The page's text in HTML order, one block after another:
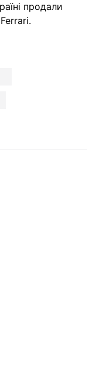
продали
Viber
у Whatsapp
у Messenger
у LinkedIn
Google news
у Viber
у LinkedIn